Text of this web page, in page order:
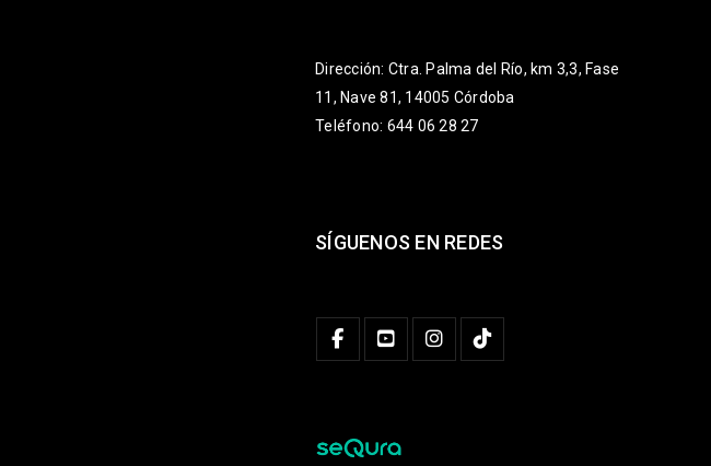
Dirección: Ctra. Palma del Río, km 3,3, Fase
11, Nave 81, 14005 Córdoba
Teléfono: 644 06 28 27
SÍGUENOS EN REDES